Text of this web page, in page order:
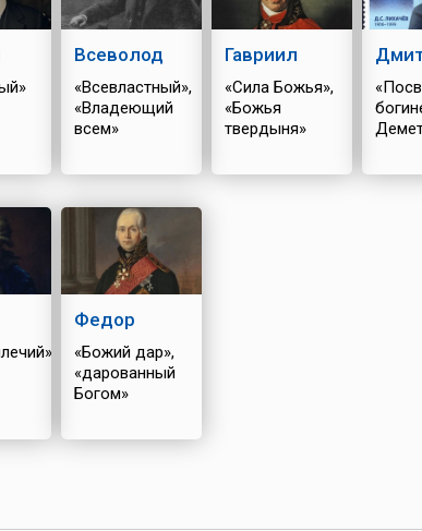
Всеволод
«Всевластный»,
«Владеющий
всем»
Гавриил
«Сила Божья»,
«Божья
твердыня»
Федор
«Божий дар»,
«дарованный
Богом»